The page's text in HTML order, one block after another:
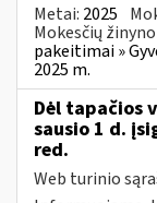
Metai: 2025
Mokesčių
pakeitimai »
2025 m.
Dėl tapačios
sausio 1 d.
red.
Web turinio